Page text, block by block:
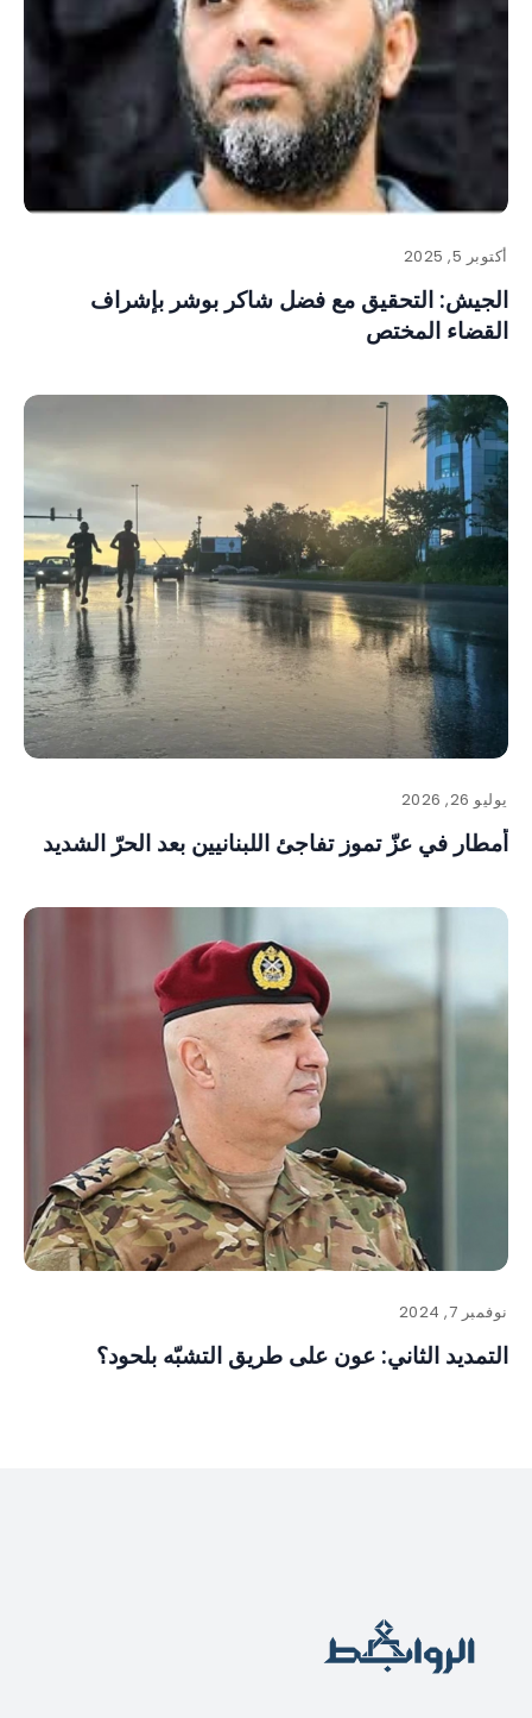
أكتوبر 5, 2025
الجيش: التحقيق مع فضل شاكر بوشر بإشراف
القضاء المختص
يوليو 26, 2026
أمطار في عزّ تموز تفاجئ اللبنانيين بعد الحرّ الشديد
نوفمبر 7, 2024
التمديد الثاني: عون على طريق التشبّه بلحود؟